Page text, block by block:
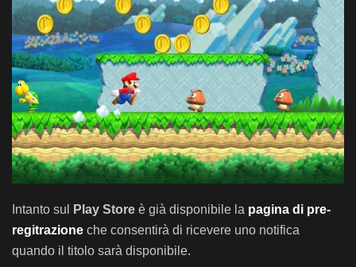
Intanto sul Play Store è già disponibile la pagina di pre-
regitrazione che consentirà di ricevere uno notifica
quando il titolo sarà disponibile.